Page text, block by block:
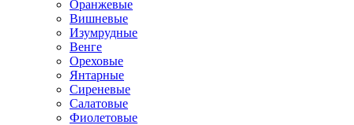
Оранжевые
Вишневые
Изумрудные
Венге
Ореховые
Янтарные
Сиреневые
Салатовые
Фиолетовые